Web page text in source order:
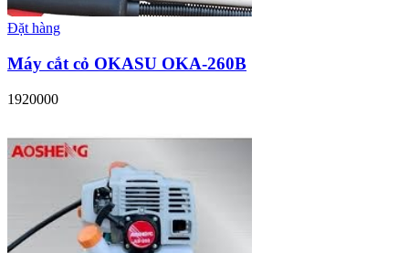
Đặt hàng
Máy cắt cỏ OKASU OKA-260B
1920000